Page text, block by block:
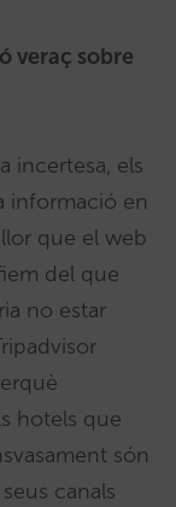
veraç sobre
incertesa, els
informació en
que el web
del que
no estar
hotels que
són
canals